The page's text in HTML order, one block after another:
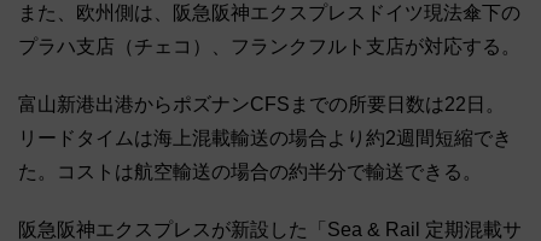
また、欧州側は、阪急阪神エクスプレスドイツ現法傘下の
プラハ支店（チェコ）、フランクフルト支店が対応する。
富山新港出港からポズナンCFSまでの所要日数は22日。
リードタイムは海上混載輸送の場合より約2週間短縮でき
た。コストは航空輸送の場合の約半分で輸送できる。
阪急阪神エクスプレスが新設した「Sea & Rail 定期混載サ